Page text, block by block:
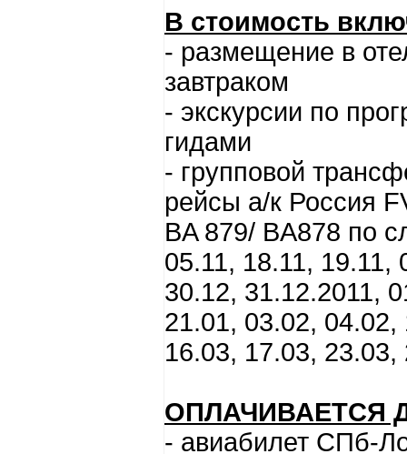
В стоимость
- размещение в
завтраком
- экскурсии по
гидами
- групповой
рейсы а/к Россия
BA 879/ BA878 по
05.11, 18.11, 19.11,
30.12, 31.12.2011,
21.01, 03.02,
16.03, 17.03,
ОПЛАЧИВАЕТСЯ
- авиабилет СПб-